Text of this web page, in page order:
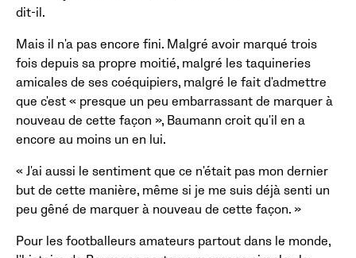
dit-il.
Mais il n'a pas encore fini. Malgré avoir marqué trois
fois depuis sa propre moitié, malgré les taquineries
amicales de ses coéquipiers, malgré le fait d'admettre
que c'est « presque un peu embarrassant de marquer à
nouveau de cette façon », Baumann croit qu'il en a
encore au moins un en lui.
« J'ai aussi le sentiment que ce n'était pas mon dernier
but de cette manière, même si je me suis déjà senti un
peu gêné de marquer à nouveau de cette façon. »
Pour les footballeurs amateurs partout dans le monde,